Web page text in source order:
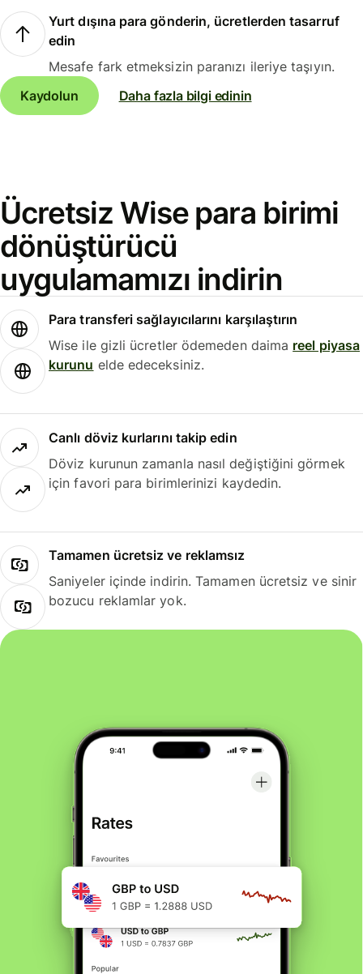
Yurt dışına para gönderin, ücretlerden tasarruf
edin
Mesafe fark etmeksizin paranızı ileriye taşıyın.
Kaydolun
Daha fazla bilgi edinin
Ücretsiz Wise para birimi
dönüştürücü
uygulamamızı indirin
Para transferi sağlayıcılarını karşılaştırın
Wise ile gizli ücretler ödemeden daima reel piyasa
kurunu elde edeceksiniz.
Canlı döviz kurlarını takip edin
Döviz kurunun zamanla nasıl değiştiğini görmek
için favori para birimlerinizi kaydedin.
Tamamen ücretsiz ve reklamsız
Saniyeler içinde indirin. Tamamen ücretsiz ve sinir
bozucu reklamlar yok.